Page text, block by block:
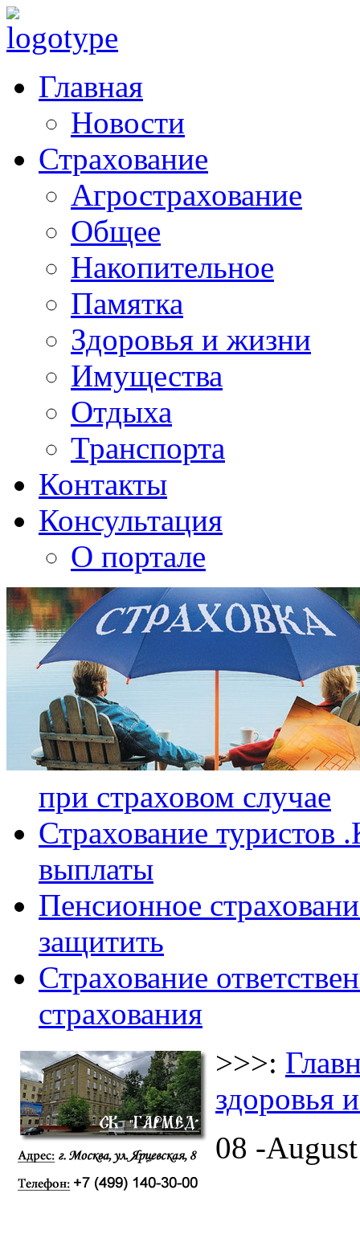
Главная
Новости
Страхование
Агрострахование
Общее
Накопительное
Памятка
Здоровья и жизни
Имущества
Отдыха
Транспорта
Контакты
Консультация
О портале
при страховом случае
Страхование туристов
выплаты
Пенсионное
защитить
Страхование
страхования
>>>:
здоровья
08 -